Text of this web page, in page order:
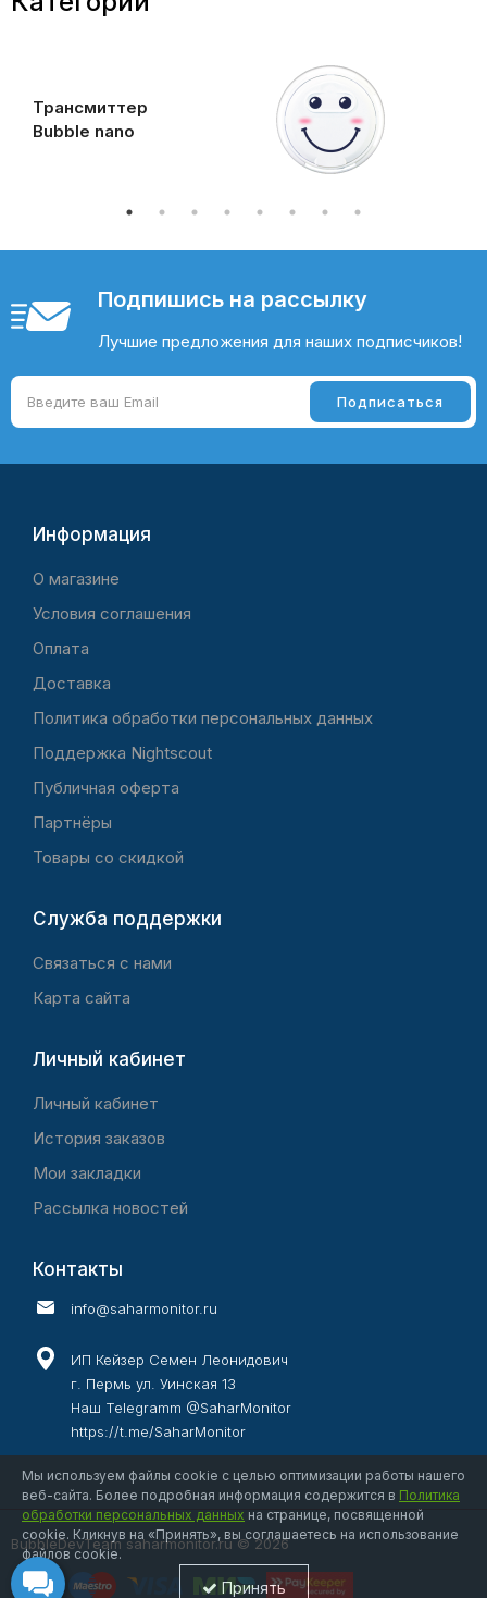
Трансмиттер
Bubble nano
Подпишись на рассылку
Лучшие предложения для наших подписчиков!
Информация
O магазине
Условия соглашения
Оплата
Доставка
Политика обработки персональных данных
Поддержка Nightscout
Публичная оферта
Партнёры
Товары со скидкой
Служба поддержки
Связаться с нами
Карта сайта
Личный кабинет
Личный кабинет
История заказов
Мои закладки
Рассылка новостей
Контакты
info@saharmonitor.ru
ИП Кейзер Семен Леонидович
г. Пермь ул. Уинская 13
Наш Telegramm @SaharMonitor
https://t.me/SaharMonitor
BubbleDevTeam saharmonitor.ru © 2026
Мы используем файлы cookie с целью оптимизации работы нашего
веб-сайта. Более подробная информация содержится в Политика
обработки персональных данных на странице, посвященной
cookie. Кликнув на «Принять», вы соглашаетесь на использование
файлов cookie.
Принять